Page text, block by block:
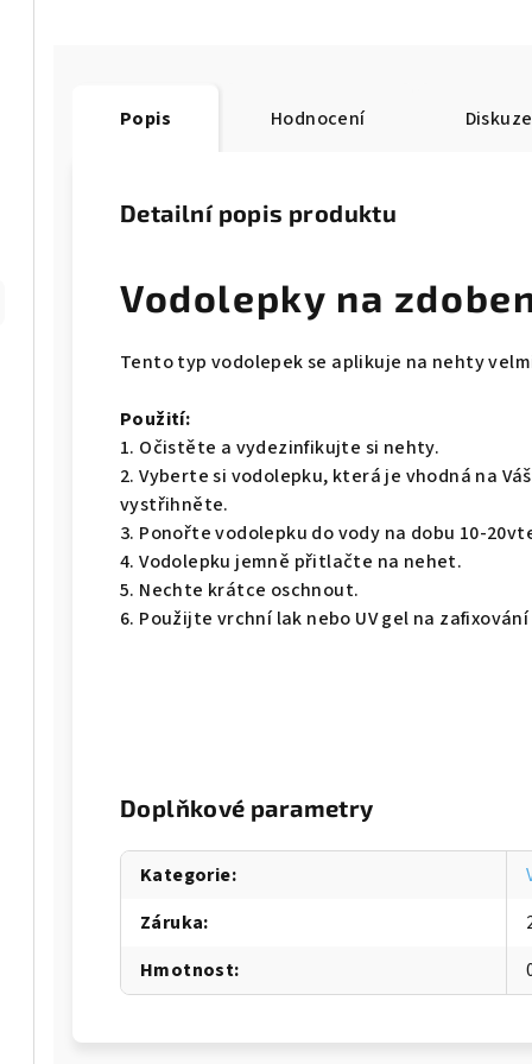
Popis Hodnocení Diskuze
Detailní popis produktu
Vodolepky na
Tento typ vodolepek se aplikuje na nehty
Použití:
1. Očistěte a vydezinfikujte si nehty.
2. Vyberte si vodolepku, která je vhodná na
vystřihněte.
3. Ponořte vodolepku do vody na dobu 10-
4. Vodolepku jemně přitlačte na nehet.
5. Nechte krátce oschnout.
6. Použijte vrchní lak nebo UV gel na
Doplňkové parametry
Kategorie:
Záruka:
Hmotnost: